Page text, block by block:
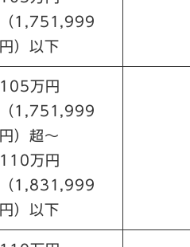
（1,751,999
円）以下
105万円
（1,751,999
円）超～
110万円
（1,831,999
円）以下